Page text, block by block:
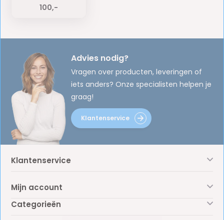
100,-
Advies nodig?
Vragen over producten, leveringen of
iets anders? Onze specialisten helpen je
graag!
Klantenservice
Klantenservice
Mijn account
Categorieën